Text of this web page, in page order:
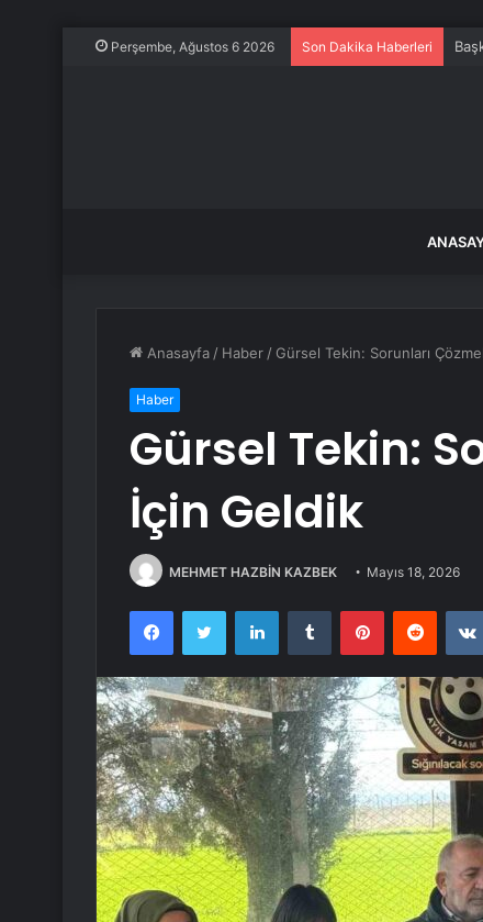
Perşembe, Ağustos 6 2026 Son Dakika Haberleri
Anasayfa / Haber / Gürsel Tekin: Sorunları
Haber
Gürsel Tekin:
İçin Geldik
MEHMET HAZBİN KAZBEK Mayıs 18, 2026
FacebookTwitter LinkedInTumblr PinterestReddit